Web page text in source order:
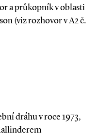
a průkopník v oblasti
(viz rozhovor v A2 č.
dráhu v ro­­ce 1973,